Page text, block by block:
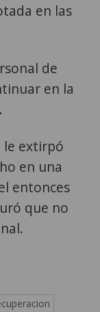
en las
de
en la
le extirpó
en una
entonces
que no